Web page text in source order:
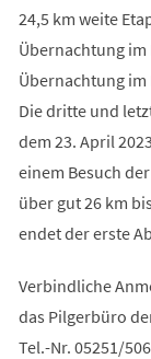
24,5 km weite
Übernachtung im
Übernachtung im
Die dritte und
dem 23. April
einem Besuch
über gut 26 km
endet der erste
Verbindliche
das Pilgerbüro
Tel.-Nr. 05251/